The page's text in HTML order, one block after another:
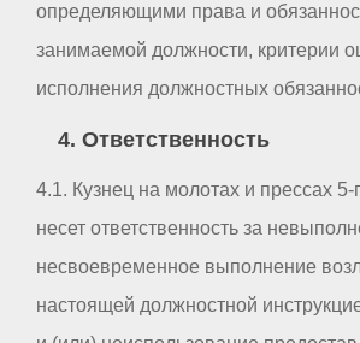
определяющими права и
занимаемой должности, критерии
исполнения должностных
4. Ответственность
4.1. Кузнец на молотах и прессах 5-
несет ответственность за
несвоевременное выполнение
настоящей должностной